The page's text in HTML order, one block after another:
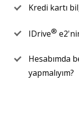
Kredi kartı
IDrive®
Hesabımda
yapmalıyım?